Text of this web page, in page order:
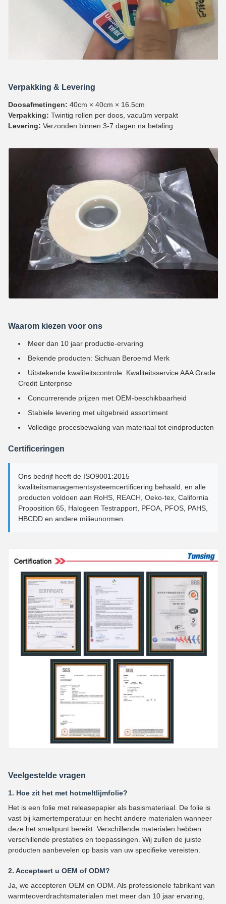
Verpakking & Levering
Doosafmetingen: 40cm × 40cm × 16.5cm
Verpakking: Twintig rollen per doos, vacuüm verpakt
Levering: Verzonden binnen 3-7 dagen na betaling
Waarom kiezen voor ons
Meer dan 10 jaar productie-ervaring
Bekende producten: Sichuan Beroemd Merk
Uitstekende kwaliteitscontrole: Kwaliteitsservice AAA Grade
Credit Enterprise
Concurrerende prijzen met OEM-beschikbaarheid
Stabiele levering met uitgebreid assortiment
Volledige procesbewaking van materiaal tot eindproducten
Certificeringen
Ons bedrijf heeft de ISO9001:2015
kwaliteitsmanagementsysteemcertificering behaald, en alle
producten voldoen aan RoHS, REACH, Oeko-tex, California
Proposition 65, Halogeen Testrapport, PFOA, PFOS, PAHS,
HBCDD en andere milieunormen.
Veelgestelde vragen
1. Hoe zit het met hotmeltlijmfolie?
Het is een folie met releasepapier als basismateriaal. De folie is
vast bij kamertemperatuur en hecht andere materialen wanneer
deze het smeltpunt bereikt. Verschillende materialen hebben
verschillende prestaties en toepassingen. Wij zullen de juiste
producten aanbevelen op basis van uw specifieke vereisten.
2. Accepteert u OEM of ODM?
Ja, we accepteren OEM en ODM. Als professionele fabrikant van
warmteoverdrachtsmaterialen met meer dan 10 jaar ervaring,